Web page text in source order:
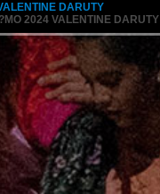
DARUTY
2024 VALENTINE DARUTY